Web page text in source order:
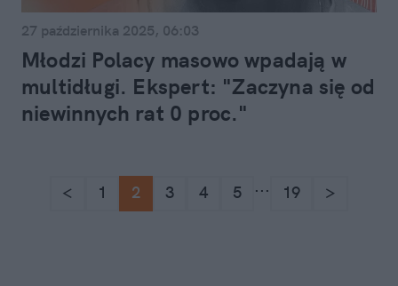
27 października 2025, 06:03
Młodzi Polacy masowo wpadają w
multidługi. Ekspert: "Zaczyna się od
niewinnych rat 0 proc."
< 1 2 3 4 5 ... 19 >